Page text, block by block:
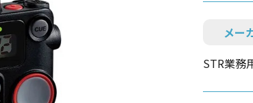
メー
STR業務